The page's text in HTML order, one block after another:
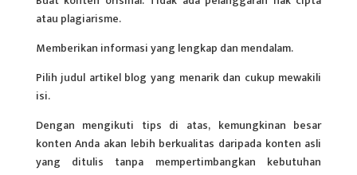
atau plagiarisme.
Memberikan informasi yang lengkap dan mendalam.
Pilih judul artikel blog yang menarik dan cukup mewakili
isi.
Dengan mengikuti tips di atas, kemungkinan besar
konten Anda akan lebih berkualitas daripada konten asli
yang ditulis tanpa mempertimbangkan kebutuhan